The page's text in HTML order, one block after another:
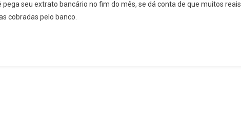
seu extrato bancário no fim do mês, se dá conta de que muitos reais
cobradas pelo banco.